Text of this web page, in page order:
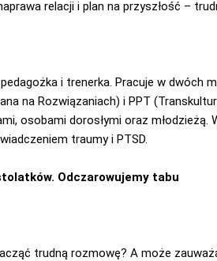
relacji i plan na przyszłość –
i trenerka. Pracuje w dwóch
na Rozwiązaniach) i PPT
osobami dorosłymi oraz młodzieżą.
traumy i PTSD.
Odczarowujemy tabu
trudną rozmowę? A może